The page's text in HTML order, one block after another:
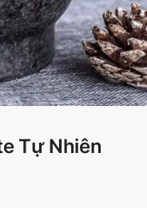
Tự Nhiên